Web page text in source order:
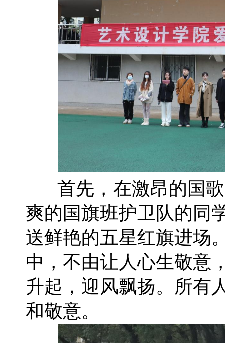
首先，在激昂的国歌
爽的国旗班护卫队的同
送鲜艳的五星红旗进场
中，不由让人心生敬意
升起，迎风飘扬。所有
和敬意。